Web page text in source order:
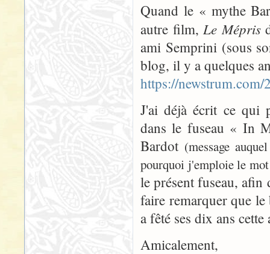
Quand le « mythe
autre film, Le Mépris
ami Semprini (sous
blog, il y a quelques
https://
J'ai déjà écrit ce qui
dans le fuseau « In
Bardot (message
pourquoi j'emploie le
le présent fuseau, afin
faire remarquer que
a fêté ses dix ans cette
Amicalement,